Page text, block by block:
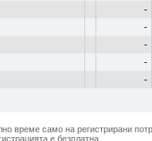
-
-
-
-
-
време само на регистрирани
е безплатна.